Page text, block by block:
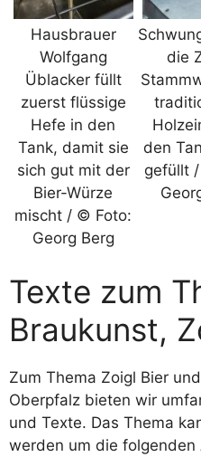
Hausbrauer
Wolfgang
Üblacker füllt
zuerst flüssige
Hefe in den
Tank, damit sie
sich gut mit der
Bier-Würze
mischt / © Foto:
Georg Berg
die
den
gefüllt
Texte zum
Braukunst,
Zum Thema Zoigl Bier
Oberpfalz bieten wir
und Texte. Das Thema
werden um die folgenden